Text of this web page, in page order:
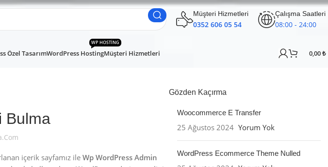
Müşteri Hizmetleri
0352 606 05 54
Çalışma Saatleri
08:00 - 24:00
Özel TasarımWordPress Hosting
WP HOSTING
Müşteri Hizmetleri 0,00₺
Bulma
içerik sayfamız ileWp WordPress Admin
Gözden Kaçırma
Woocommerce E Transfer
25 Ağustos 2024 Yorum Yok
WordPress Ecommerce Theme Nulled